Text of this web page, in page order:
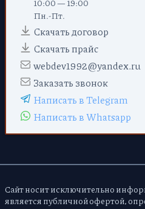
10:00 — 19:00
Пн.-Пт.
Скачать договор
Скачать прайс
webdev1992@yandex.ru
Заказать звонок
Написать в Telegram
Написать в Whatsapp
Сайт носит исключительно
является публичной офертой,